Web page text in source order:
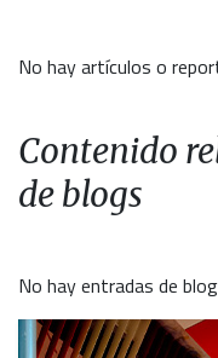
No hay artículos o
Contenido
de blogs
No hay entradas de